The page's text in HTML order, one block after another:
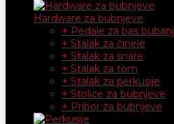
Hardware za bubnjeve
+ Pedale za bas bubanj
+ Stalak za činele
+ Stalak za snare
+ Stalak za tom
+ Stalak za perkusije
+ Stolice za bubnjeve
+ Pribor za bubnjeve